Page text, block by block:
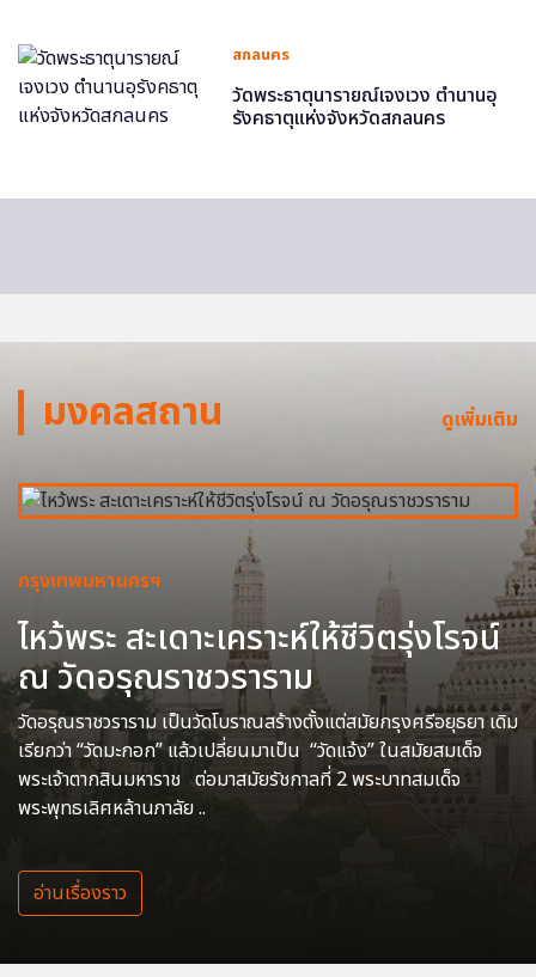
สกลนคร
วัดพระธาตุนารายณ์เจงเวง ตำนานอุ
รังคธาตุแห่งจังหวัดสกลนคร
มงคลสถาน ดูเพิ่มเติม
กรุงเทพมหานครฯ
ไหว้พระ สะเดาะเคราะห์ให้ชีวิตรุ่งโรจน์
ณ วัดอรุณราชวราราม
วัดอรุณราชวราราม เป็นวัดโบราณสร้างตั้งแต่สมัยกรุงศรีอยุธยา เดิม
เรียกว่า “วัดมะกอก” แล้วเปลี่ยนมาเป็น “วัดแจ้ง” ในสมัยสมเด็จ
พระเจ้าตากสินมหาราช ต่อมาสมัยรัชกาลที่ 2 พระบาทสมเด็จ
พระพุทธเลิศหล้านภาลัย ..
อ่านเรื่องราว